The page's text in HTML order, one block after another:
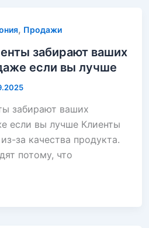
, Продажи
забирают ваших
если вы лучше
забирают ваших
если вы лучше Клиенты
за качества продукта.
потому, что